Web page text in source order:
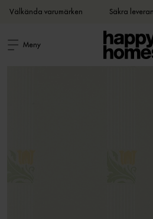
Välkända varumärken Säkra
Meny